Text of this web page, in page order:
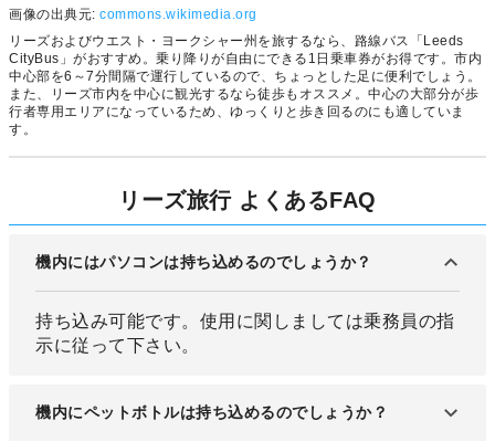
画像の出典元: commons.wikimedia.org
リーズおよびウエスト・ヨークシャー州を旅するなら、路線バス「Leeds
CityBus」がおすすめ。乗り降りが自由にできる1日乗車券がお得です。市内
中心部を6～7分間隔で運行しているので、ちょっとした足に便利でしょう。
また、リーズ市内を中心に観光するなら徒歩もオススメ。中心の大部分が歩
行者専用エリアになっているため、ゆっくりと歩き回るのにも適していま
す。
リーズ旅行 よくあるFAQ
機内にはパソコンは持ち込めるのでしょうか？
持ち込み可能です。使用に関しましては乗務員の指
示に従って下さい。
機内にペットボトルは持ち込めるのでしょうか？